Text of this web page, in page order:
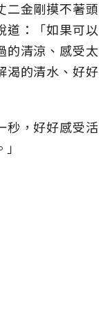
二金剛摸不著頭
道：「如果可以
的清涼、感受太
渴的清水、好好
秒，好好感受活